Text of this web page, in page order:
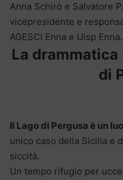
Anna Schirò e Salvatore
vicepresidente e
AGESCI Enna e Uisp Enna.
La
di
Il Lago di Pergusa è un
unico caso della Sicilia e
siccità.
Un tempo rifugio per